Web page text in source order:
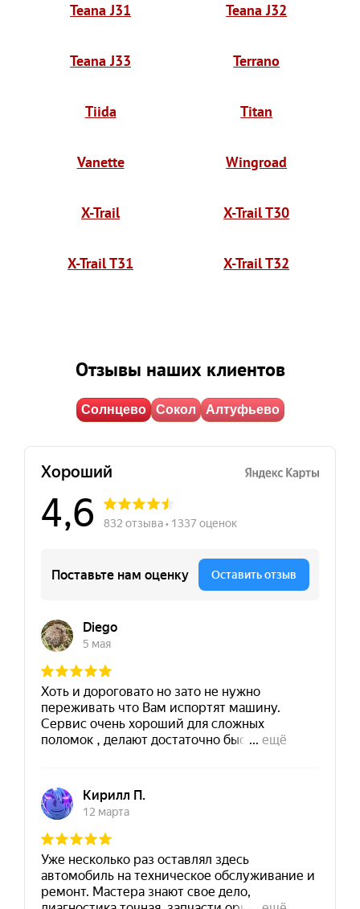
Teana J31 Teana J32
Teana J33 Terrano
Tiida Titan
Vanette Wingroad
X-Trail X-Trail T30
X-Trail T31 X-Trail T32
Отзывы наших клиентов
Солнцево Сокол Алтуфьево